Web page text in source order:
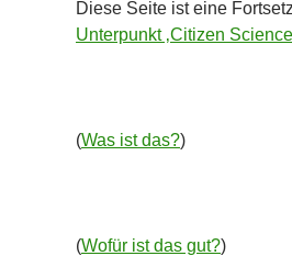
Diese Seite ist eine
Unterpunkt ‚Citizen Science
(Was ist das?)
(Wofür ist das gut?)